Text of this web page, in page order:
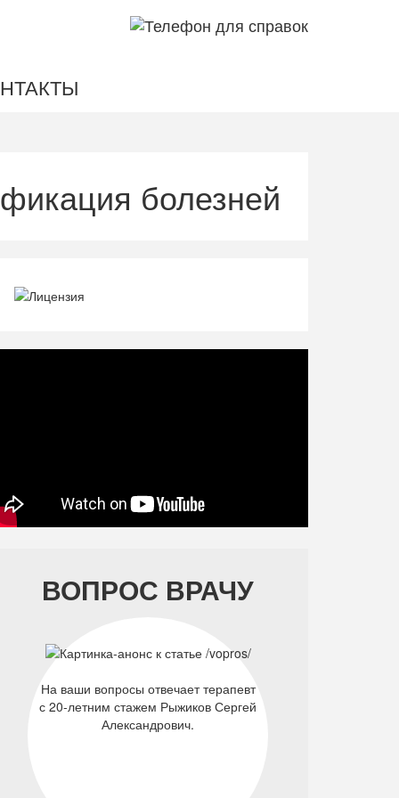
болезней
ВОПРОС ВРАЧУ
На ваши вопросы отвечает терапевт
с 20-летним стажем Рыжиков Сергей
Александрович.